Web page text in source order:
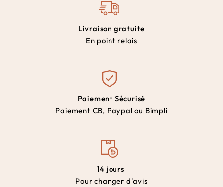
Livraison gratuite
En point relais
Paiement Sécurisé
Paiement CB, Paypal ou Bimpli
14 jours
Pour changer d'avis